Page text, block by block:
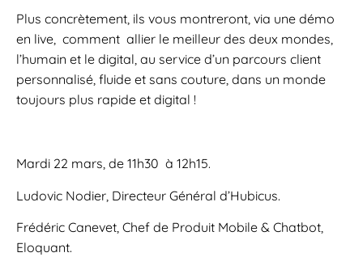
Plus concrètement, ils vous montreront, via une démo
en live, comment allier le meilleur des deux mondes,
l’humain et le digital, au service d’un parcours client
personnalisé, fluide et sans couture, dans un monde
toujours plus rapide et digital !
Mardi 22 mars, de 11h30 à 12h15.
Ludovic Nodier, Directeur Général d’Hubicus.
Frédéric Canevet, Chef de Produit Mobile & Chatbot,
Eloquant.